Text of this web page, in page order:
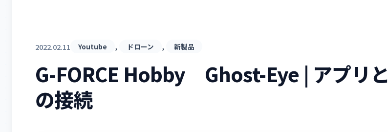
2022.02.11 Youtube , ドローン , 新製品
G-FORCE Hobby Ghost-Eye | アプリと
の接続